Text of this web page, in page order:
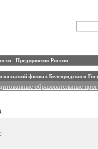
Предприятия России
филиал Белгородского
образовательные